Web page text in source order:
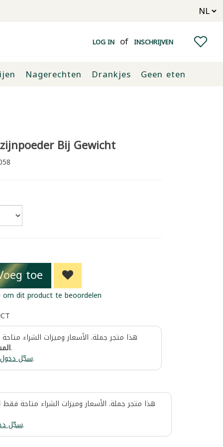
LOG IN of INSCHRIJVEN
Nagerechten Drankjes
Geen eten
Bij Gewicht
toe
om dit product te beoordelen
هذا متجر جملة. الأسعار وميزات الشراء
.
سجّل دخول.
هذا متجر جملة. الأسعار وميزات الشراء متاحة
سجّل.